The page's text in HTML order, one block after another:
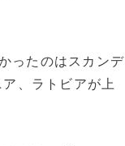
ったのはスカンデ
、ラトビアが上